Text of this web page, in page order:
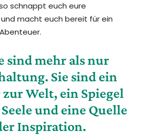
schnappt euch eure
macht euch bereit für ein
sind mehr als nur
Sie sind ein
zur Welt, ein Spiegel
und eine Quelle
Inspiration.